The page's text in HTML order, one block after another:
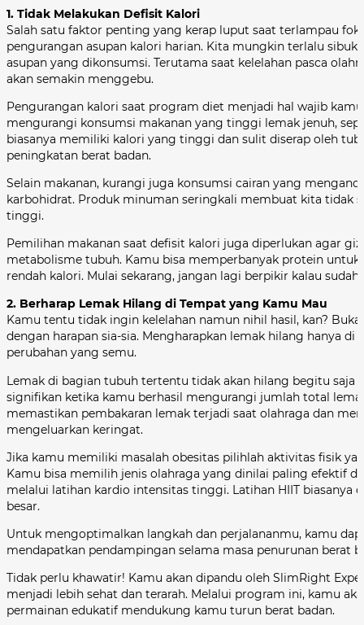
1. Tidak Melakukan Defisit Kalori
Salah satu faktor penting yang kerap luput saat terlampau
pengurangan asupan kalori harian. Kita mungkin terlalu
asupan yang dikonsumsi. Terutama saat kelelahan pasca
akan semakin menggebu.
Pengurangan kalori saat program diet menjadi hal wajib
mengurangi konsumsi makanan yang tinggi lemak jenuh,
biasanya memiliki kalori yang tinggi dan sulit diserap oleh
peningkatan berat badan.
Selain makanan, kurangi juga konsumsi cairan yang
karbohidrat. Produk minuman seringkali membuat kita tidak
tinggi.
Pemilihan makanan saat defisit kalori juga diperlukan agar
metabolisme tubuh. Kamu bisa memperbanyak protein
rendah kalori. Mulai sekarang, jangan lagi berpikir kalau
2. Berharap Lemak Hilang di Tempat yang Kamu Mau
Kamu tentu tidak ingin kelelahan namun nihil hasil, kan?
dengan harapan sia-sia. Mengharapkan lemak hilang hanya
perubahan yang semu.
Lemak di bagian tubuh tertentu tidak akan hilang begitu saja
signifikan ketika kamu berhasil mengurangi jumlah total
memastikan pembakaran lemak terjadi saat olahraga dan
mengeluarkan keringat.
Jika kamu memiliki masalah obesitas pilihlah aktivitas fisik
Kamu bisa memilih jenis olahraga yang dinilai paling efektif
melalui latihan kardio intensitas tinggi. Latihan HIIT
besar.
Untuk mengoptimalkan langkah dan perjalananmu, kamu
mendapatkan pendampingan selama masa penurunan berat
Tidak perlu khawatir! Kamu akan dipandu oleh SlimRight
menjadi lebih sehat dan terarah. Melalui program ini, kamu
permainan edukatif mendukung kamu turun berat badan.